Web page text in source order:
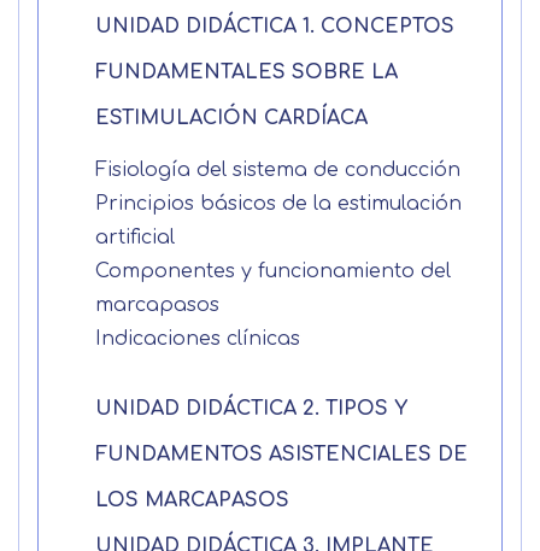
UNIDAD DIDÁCTICA 1. CONCEPTOS
FUNDAMENTALES SOBRE LA
ESTIMULACIÓN CARDÍACA
Fisiología del sistema de conducción
Principios básicos de la estimulación
artificial
Componentes y funcionamiento del
marcapasos
Indicaciones clínicas
UNIDAD DIDÁCTICA 2. TIPOS Y
FUNDAMENTOS ASISTENCIALES DE
LOS MARCAPASOS
UNIDAD DIDÁCTICA 3. IMPLANTE
Solicitar
información
Apellido
Teléfono País
Apellidos
Telefono
Email
Mensaje
Información básica sobre Protección
de Datos .Haz clic aquí
BUSINESS SCHOOL, S.L. Finalidad
Información académica y comercial
Centro de
preferencia de
privacidad
para mejorar nuestros servicios
relacionados con tus preferencias,
navegación. En caso de que rechace las
cookies, no podremos asegurarle el